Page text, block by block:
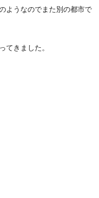
ようなのでまた別の都市で
てきました。